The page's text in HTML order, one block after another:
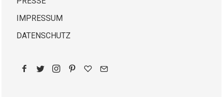
IMPRESSUM
DATENSCHUTZ